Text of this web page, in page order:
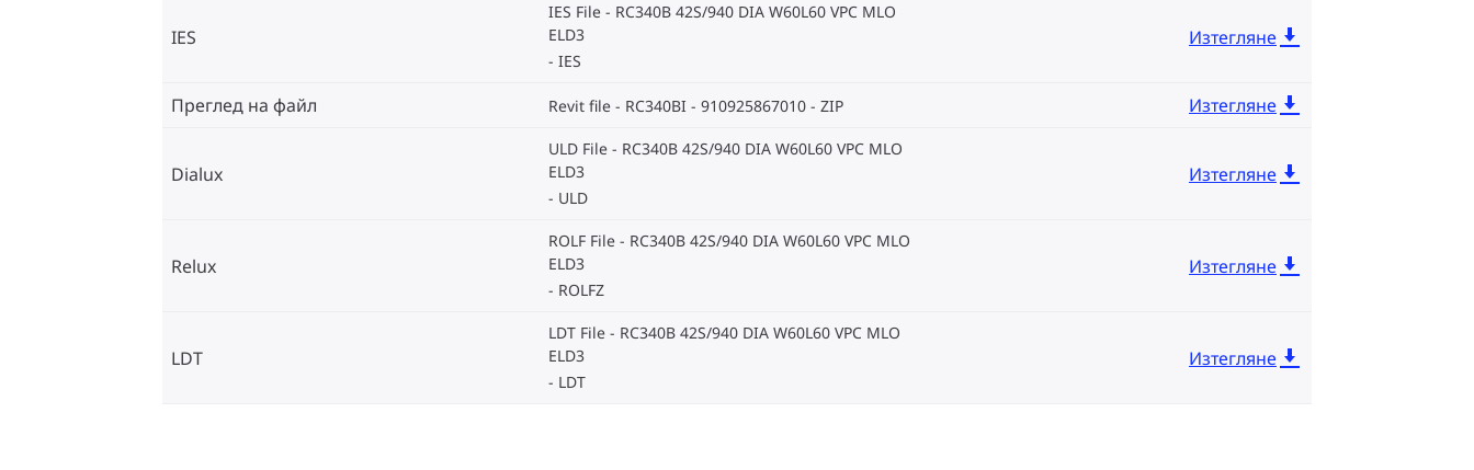
IES
IES File - RC340B 42S/940 DIA W60L60 VPC MLO
ELD3
IES
Изтегляне
Преглед на файл Revit file - RC340BI - 910925867010 ZIP Изтегляне
Dialux
ULD File - RC340B 42S/940 DIA W60L60 VPC MLO
ELD3
ULD
Изтегляне
Relux
ROLF File - RC340B 42S/940 DIA W60L60 VPC MLO
ELD3
ROLFZ
Изтегляне
LDT
LDT File - RC340B 42S/940 DIA W60L60 VPC MLO
ELD3
LDT
Изтегляне